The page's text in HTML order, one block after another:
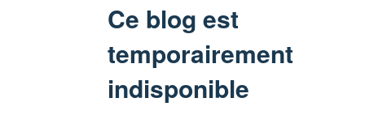
Ce blog est
temporairement
indisponible